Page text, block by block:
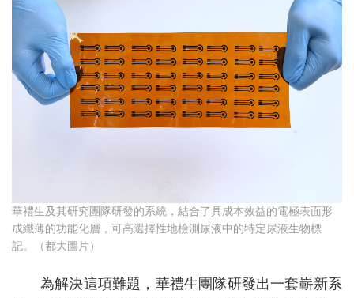
華禮生及其研究團隊研發的系統，結合了具成本效益的電極表面形
成纖薄的功能化層，可高選擇性地檢測尿液中的特定尿液生物標
記。（都大圖片）
為解決這項難題，華禮生團隊研發出一套嶄新系